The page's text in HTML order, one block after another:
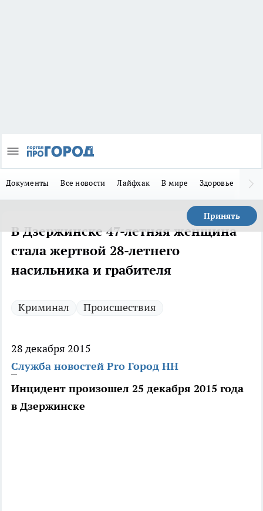
Документы Все новости Лайфхак В мире Здоровье
Принять
В Дзержинске 47-летняя женщина
стала жертвой 28-летнего
насильника и грабителя
Криминал Происшествия
28 декабря 2015
Служба новостей Pro Город НН
Инцидент произошел 25 декабря 2015 года
в Дзержинске